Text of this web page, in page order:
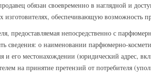
обязан своевременно в наглядной и
обеспечивающую возможность
предоставляемая непосредственно с
сведения: о наименовании парфюмерно-
и его местонахождении (юридический адрес,
на принятие претензий от потребителя